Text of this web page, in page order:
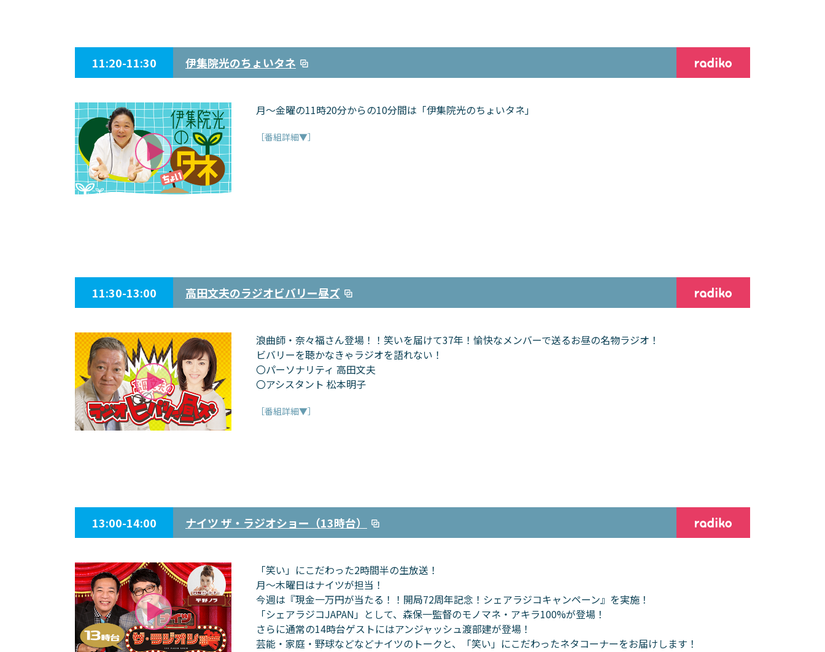
11:20-11:30 伊集院光のちょいタネ
月～金曜の11時20分からの10分間は「伊集院光のちょいタネ」
［番組詳細▼］
11:30-13:00 高田文夫のラジオビバリー昼ズ
浪曲師・奈々福さん登場！！笑いを届けて37年！愉快なメンバーで送るお昼の名物ラジオ！
ビバリーを聴かなきゃラジオを語れない！
〇パーソナリティ 高田文夫
〇アシスタント 松本明子
［番組詳細▼］
13:00-14:00 ナイツ ザ・ラジオショー（13時台）
「笑い」にこだわった2時間半の生放送！
月～木曜日はナイツが担当！
今週は『現金一万円が当たる！！開局72周年記念！シェアラジコキャンペーン』を実施！
「シェアラジコJAPAN」として、森保一監督のモノマネ・アキラ100%が登場！
さらに通常の14時台ゲストにはアンジャッシュ渡部建が登場！
芸能・家庭・野球などなどナイツのトークと、「笑い」にこだわったネタコーナーをお届けします！